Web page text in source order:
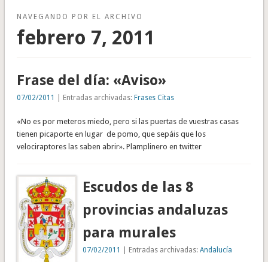
NAVEGANDO POR EL ARCHIVO
febrero 7, 2011
Frase del día: «Aviso»
07/02/2011 | Entradas archivadas: Frases Citas
«No es por meteros miedo, pero si las puertas de vuestras casas
tienen picaporte en lugar de pomo, que sepáis que los
velociraptores las saben abrir». Plamplinero en twitter
Escudos de las 8
provincias andaluzas
para murales
07/02/2011 | Entradas archivadas:Andalucía